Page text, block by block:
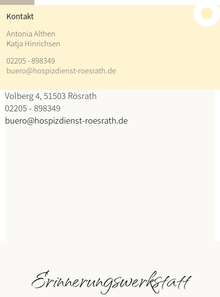
Kontakt
Antonia Althen
Katja Hinrichsen
02205 - 898349
buero@hospizdienst-roesrath.de
Kontakt
Antonia Althen
Katja Hinrichsen
Volberg 4, 51503 Rösrath
02205 - 898349
buero@hospizdienst-roesrath.de
Erinnerungswerkstatt
≡